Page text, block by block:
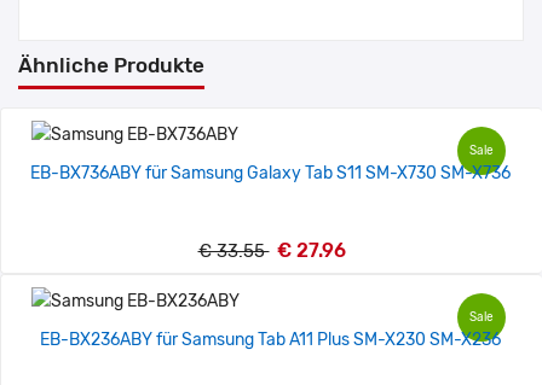
Ähnliche Produkte
Sale
EB-BX736ABY für Samsung Galaxy Tab S11 SM-X730 SM-X736
€ 33.55 € 27.96
Sale
EB-BX236ABY für Samsung Tab A11 Plus SM-X230 SM-X236